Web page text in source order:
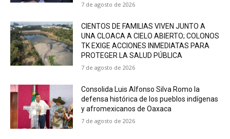
7 de agosto de 2026
CIENTOS DE FAMILIAS VIVEN JUNTO A
UNA CLOACA A CIELO ABIERTO; COLONOS
TK EXIGE ACCIONES INMEDIATAS PARA
PROTEGER LA SALUD PÚBLICA
7 de agosto de 2026
Consolida Luis Alfonso Silva Romo la
defensa histórica de los pueblos indígenas
y afromexicanos de Oaxaca
7 de agosto de 2026